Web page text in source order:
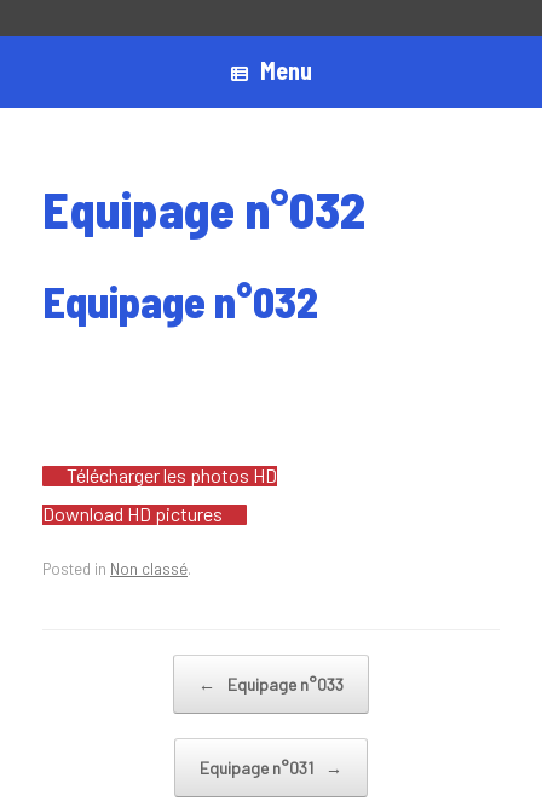
Menu
Equipage n°032
Equipage n°032
Télécharger les photos HD
Download HD pictures
Posted in Non classé.
← Equipage n°033
Equipage n°031 →